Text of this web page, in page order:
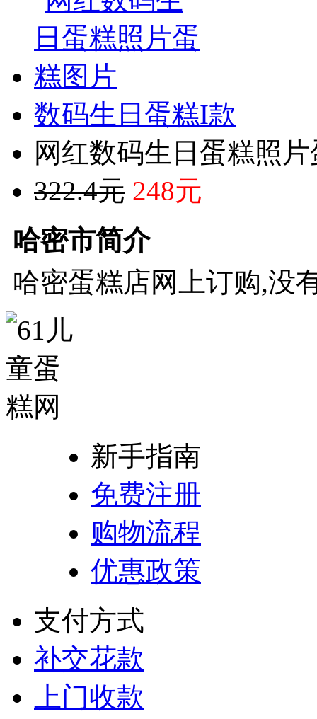
数码生日蛋糕I款
网红数码生日蛋糕照
322.4元 248元
哈密市简介
哈密蛋糕店网上订购,没
新手指南
免费注册
购物流程
优惠政策
支付方式
补交花款
上门收款